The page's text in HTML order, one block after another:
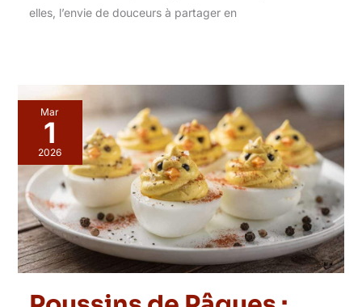
elles, l’envie de douceurs à partager en
Mar
1
2026